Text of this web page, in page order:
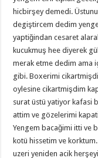
hicbirşey demedi.
degiştircem dedim
yaptiğindan cesaret
kucukmuş hee diyerek
merak etme dedim ama
gibi. Boxerimi
oylesine cikartmişdim
surat üstü yatiyor kafasi
attim ve gözelerimi
Yengem bacağimi itti ve
kotü hissetim ve
uzeri yeniden acik